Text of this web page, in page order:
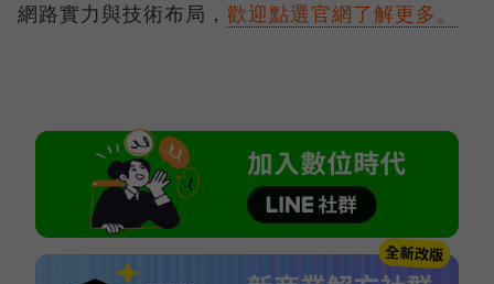
網路實力與技術布局， 歡迎點選官網了解更多。